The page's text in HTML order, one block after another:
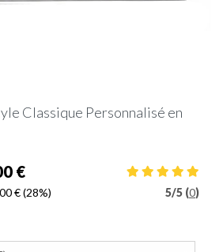
Classique Personnalisé en
€
€(28%) 5/5 (0)